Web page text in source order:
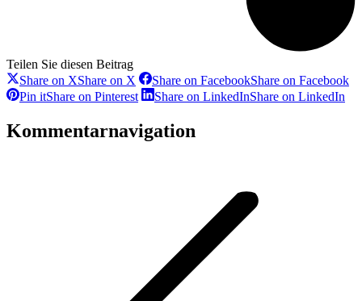
Teilen Sie diesen Beitrag
Share on XShare on X Share on FacebookShare on Facebook
Pin itShare on Pinterest Share on LinkedInShare on LinkedIn
Kommentarnavigation